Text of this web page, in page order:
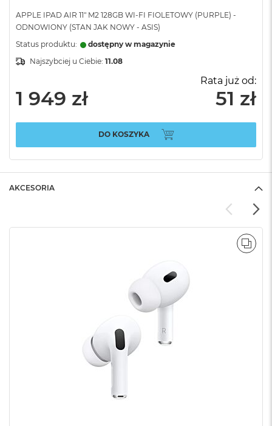
APPLE IPAD AIR 11" M2 128GB WI-FI FIOLETOWY (PURPLE) -
ODNOWIONY (STAN JAK NOWY - ASIS)
Status produktu:
dostępny w magazynie
Najszybciej u Ciebie: 11.08
1 949 zł
Rata już od:
51 zł
DO KOSZYKA
AKCESORIA